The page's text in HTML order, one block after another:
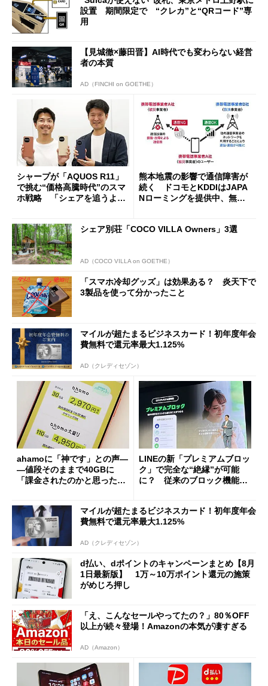
設置 期間限定で “クレカ”と“QRコード”専
用
【見城徹×藤田晋】AI時代でも変わらない経営
者の本質
AD（FINCHI on GOETHE）
シャープが「AQUOS R11」
で挑む“価格高騰時代”のスマ
ホ戦略 「シェアを追うより
熊本地震の影響で通信障害が
続く ドコモとKDDIはJAPA
Nローミングを提供中、無料
シェア別荘「COCO VILLA Owners」3選
AD（COCO VILLA on GOETHE）
「スマホ冷却グッズ」は効果ある？ 炎天下で
3製品を使って分かったこと
マイルが超たまるビジネスカード！初年度年会
費無料で還元率最大1.125%
AD（クレディセゾン）
ahamoに「神です」との声―
―値段そのままで40GBに
「課金されたのかと思った」
LINEの新「プレミアムブロッ
ク」で完全な“絶縁”が可能
に？ 従来のブロック機能と
マイルが超たまるビジネスカード！初年度年会
費無料で還元率最大1.125%
AD（クレディセゾン）
d払い、dポイントのキャンペーンまとめ【8月
1日最新版】 1万～10万ポイント還元の施策
がめじろ押し
「え、こんなセールやってたの？」80％OFF
以上が続々登場！Amazonの本気が凄すぎる
AD（Amazon）